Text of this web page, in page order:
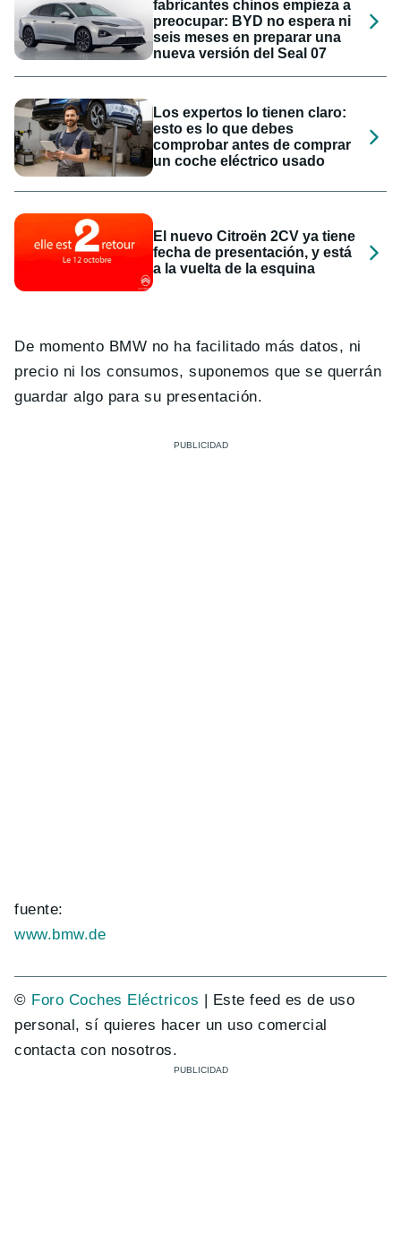
fabricantes chinos empieza a
preocupar: BYD no espera ni
seis meses en preparar una
nueva versión del Seal 07
Los expertos lo tienen claro:
esto es lo que debes
comprobar antes de comprar
un coche eléctrico usado
El nuevo Citroën 2CV ya tiene
fecha de presentación, y está
a la vuelta de la esquina
De momento BMW no ha facilitado más datos, ni
precio ni los consumos, suponemos que se querrán
guardar algo para su presentación.
fuente:
www.bmw.de
© Foro Coches Eléctricos | Este feed es de uso
personal, sí quieres hacer un uso comercial
contacta con nosotros.